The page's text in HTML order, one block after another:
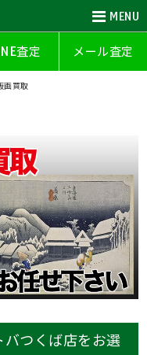
MENU
査定 メール査定
画買取
つくば店をお選